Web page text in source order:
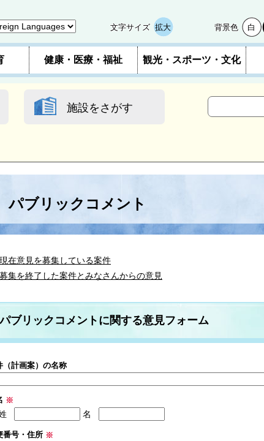
文字サイズ 拡大 背景色 白
健康・医療・福祉 観光・スポーツ・文化
施設をさがす
パブリックコメント
現在意見を募集している案件
募集を終了した案件とみなさんからの意見
パブリックコメントに関する意見フォーム
（計画案）の名称
※
名
番号・住所 ※